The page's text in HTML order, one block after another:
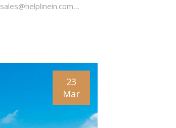
sales@helplinein.com…
23
Mar